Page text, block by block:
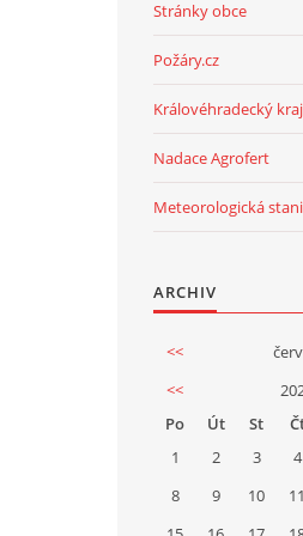
Stránky obce
Požáry.cz
Královéhradecký kraj
Nadace Agrofert
Meteorologická
ARCHIV
<<
<<
Po
Út St
1
2 3 4
8
9 10 11